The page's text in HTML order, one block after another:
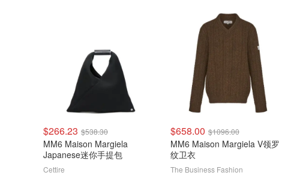
$266.23 $538.30
MM6 Maison Margiela
Japanese迷你手提包
Cettire
$658.00 $1096.00
MM6 Maison Margiela V领罗
纹卫衣
The Business Fashion